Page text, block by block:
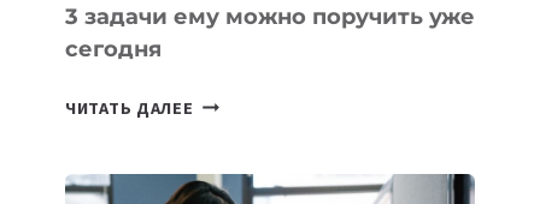
3 задачи ему можно поручить уже
сегодня
ЧИТАТЬ ДАЛЕЕ ИИ-
БИЗНЕСА: